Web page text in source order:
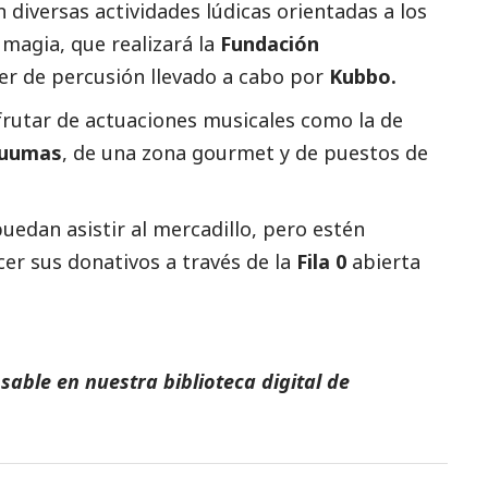
diversas actividades lúdicas orientadas a los
que realizará la Fundación
de percusión llevado a cabo por Kubbo.
de actuaciones musicales como la de
, de una zona gourmet y de puestos de
asistir al mercadillo, pero estén
sus donativos a través de la Fila 0 abierta
en nuestra biblioteca digital de